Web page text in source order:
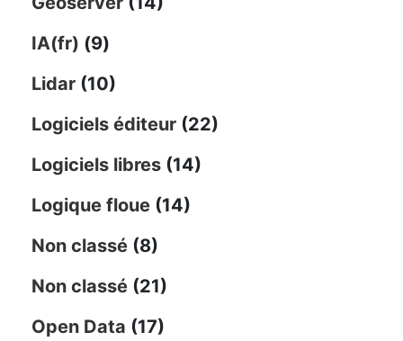
IA(fr) (9)
Lidar (10)
Logiciels éditeur (22)
Logiciels libres (14)
Logique floue (14)
Non classé (8)
Non classé (21)
Open Data (17)